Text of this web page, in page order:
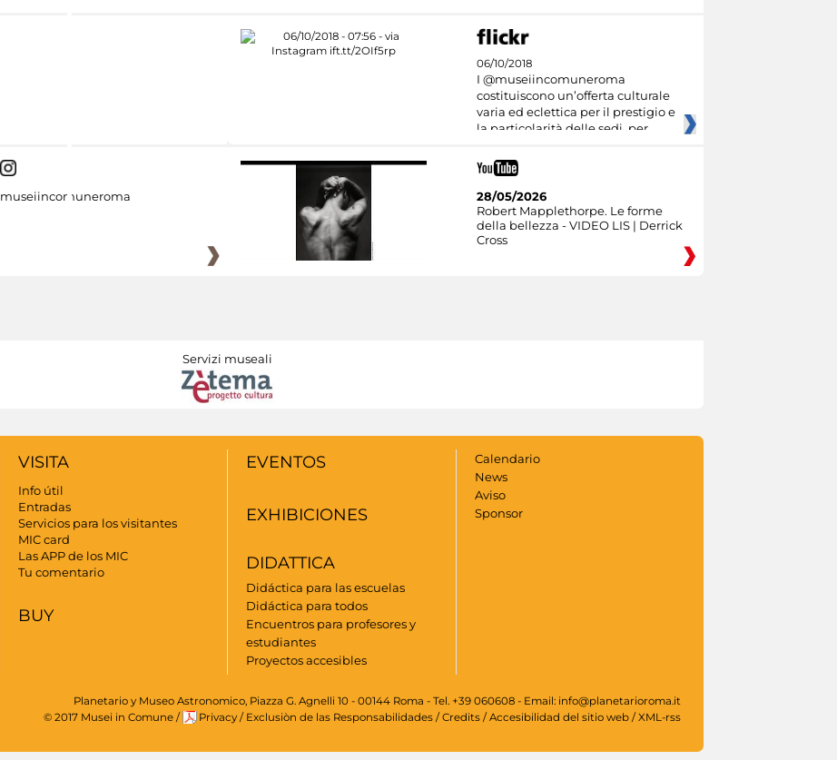
06/10/2018
I @museiincomuneroma
costituiscono un’offerta culturale
varia ed eclettica per il prestigio e
la particolarità delle sedi, per
museiincomuneroma
28/05/2026
Robert Mapplethorpe. Le forme
della bellezza - VIDEO LIS | Derrick
Cross
Servizi museali
VISITA
Info útil
Entradas
Servicios para los visitantes
MIC card
Las APP de los MIC
Tu comentario
BUY
EVENTOS
EXHIBICIONES
DIDATTICA
Didáctica para las escuelas
Didáctica para todos
Encuentros para profesores y
estudiantes
Proyectos accesibles
Calendario
News
Aviso
Sponsor
Planetario y Museo Astronomico, Piazza G. Agnelli 10 - 00144 Roma - Tel. +39 060608 - Email: info@planetarioroma.it
© 2017 Musei in Comune / Privacy / Exclusiòn de las Responsabilidades /Credits /Accesibilidad del sitio web /XML-rss